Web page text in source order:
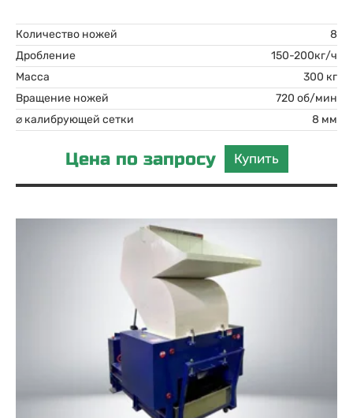
Количество ножей
8
Дробление
150-200кг/ч
Масса
300 кг
Вращение ножей
720 об/мин
⌀ калибрующей сетки
8 мм
Цена по запросу Купить